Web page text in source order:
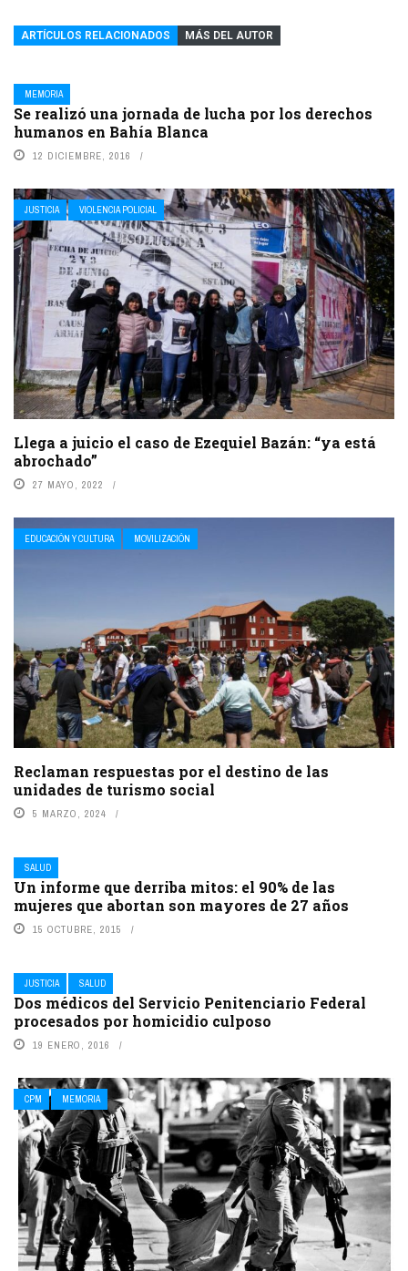
ARTÍCULOS RELACIONADOS MÁS DEL AUTOR
MEMORIA
Se realizó una jornada de lucha por los derechos
humanos en Bahía Blanca
12 DICIEMBRE, 2016
JUSTICIA VIOLENCIA POLICIAL
Llega a juicio el caso de Ezequiel Bazán: “ya está
abrochado”
27 MAYO, 2022
EDUCACIÓN Y CULTURA MOVILIZACIÓN
Reclaman respuestas por el destino de las
unidades de turismo social
5 MARZO, 2024
SALUD
Un informe que derriba mitos: el 90% de las
mujeres que abortan son mayores de 27 años
15 OCTUBRE, 2015
JUSTICIA SALUD
Dos médicos del Servicio Penitenciario Federal
procesados por homicidio culposo
19 ENERO, 2016
CPM MEMORIA